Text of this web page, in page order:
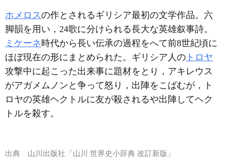
ホメロスの作とされるギリシア最初の文学作品。六
脚韻を用い，24歌に分けられる長大な英雄叙事詩。
ミケーネ時代から長い伝承の過程をへて前8世紀頃に
ほぼ現在の形にまとめられた。ギリシア人の トロヤ
攻撃中に起こった出来事に題材をとり，アキレウス
がアガメムノンと争って怒り，出陣をこばむが，ト
ロヤの英雄ヘクトルに友が殺されるや出陣してヘク
トルを殺す。
出典 山川出版社「山川 世界史小辞典 改訂新版」